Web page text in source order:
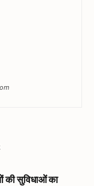
की सुविधाओं का